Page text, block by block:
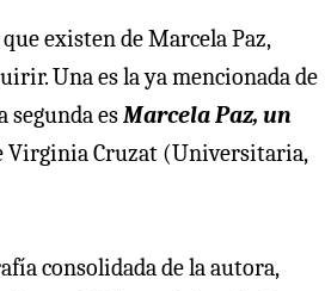
existen de Marcela Paz,
Una es la ya mencionada de
esMarcela Paz, un
Virginia Cruzat (Universitaria,
consolidada de la autora,